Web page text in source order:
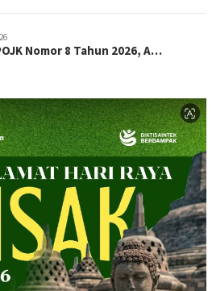
Nomor 8 Tahun 2026, A…